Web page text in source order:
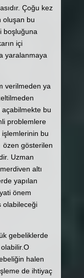
Çoğu kez
oluşan bu
boşluğuna
içi
yaralanmaya
verilmeden ya
bu
problemlere
işlemlerinin bu
özen gösterilen
Uzman
altı
yapılan
önem
olabileceği
gebeliklerde
halen
de ihtiyaç